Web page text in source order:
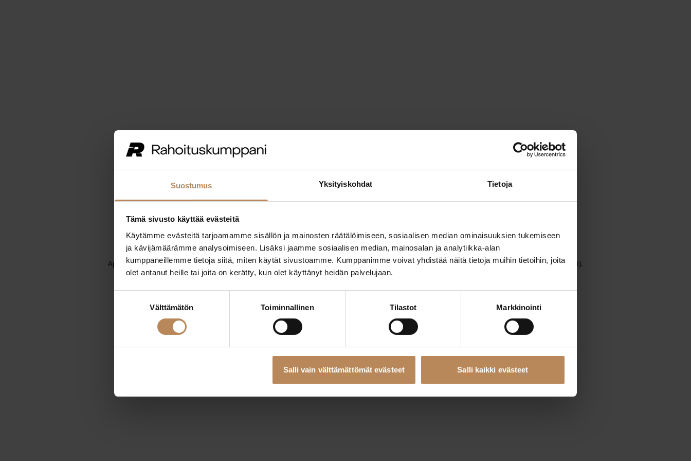
Suostumus Yksityiskohdat Tietoja
Tämä sivusto käyttää evästeitä
Käytämme evästeitä tarjoamamme sisällön ja mainosten räätälöimiseen, sosiaalisen median ominaisuuksien tukemiseen
ja kävijämäärämme analysoimiseen. Lisäksi jaamme sosiaalisen median, mainosalan ja analytiikka-alan
kumppaneillemme tietoja siitä, miten käytät sivustoamme. Kumppanimme voivat yhdistää näitä tietoja muihin tietoihin, joita
olet antanut heille tai joita on kerätty, kun olet käyttänyt heidän palvelujaan.
Välttämätön Toiminnallinen Tilastot Markkinointi
Salli vain välttämättömät evästeet Salli kaikki evästeet
Application error: aclient-side exception has occurred while loadingrahoituskumppani.fi (see the browser consolefor more information).